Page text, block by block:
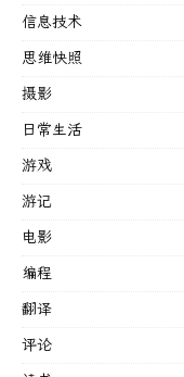
信息技术
思维快照
摄影
日常生活
游戏
游记
电影
编程
翻译
评论